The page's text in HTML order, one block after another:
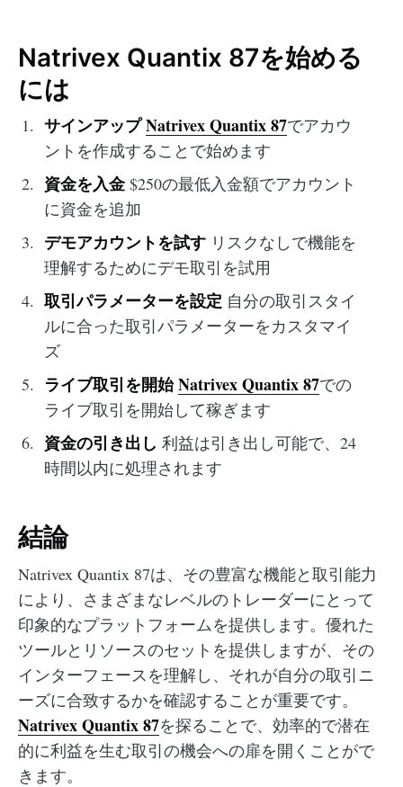
Natrivex Quantix 87を始める
には
サインアップ Natrivex Quantix 87でアカウ
ントを作成することで始めます
資金を入金$250の最低入金額でアカウント
に資金を追加
デモアカウントを試すリスクなしで機能を
理解するためにデモ取引を試用
取引パラメーターを設定 自分の取引スタイ
ルに合った取引パラメーターをカスタマイ
ズ
ライブ取引を開始 Natrivex Quantix 87での
ライブ取引を開始して稼ぎます
資金の引き出し 利益は引き出し可能で、24
時間以内に処理されます
結論
Natrivex Quantix 87は、その豊富な機能と取引能力
により、さまざまなレベルのトレーダーにとって
印象的なプラットフォームを提供します。優れた
ツールとリソースのセットを提供しますが、その
インターフェースを理解し、それが自分の取引ニ
ーズに合致するかを確認することが重要です。
Natrivex Quantix 87を探ることで、効率的で潜在
的に利益を生む取引の機会への扉を開くことがで
きます。